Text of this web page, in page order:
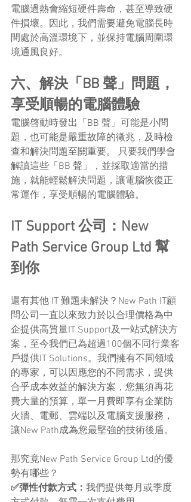
電腦過熱會縮短硬件壽命，甚至導致硬
件損壞。因此，我們需要避免電腦長時
間處於高溫環境下，並保持電腦周圍環
境通風良好。
六、解決「BB 聲」問題，
享受順暢的電腦體驗
電腦啓動時發出「BB 聲」可能是小問
題，也可能是嚴重故障的徵兆，及時檢
查和解決問題至關重要。 只要我們學會
解讀這些「BB 聲」，並採取適當的措
施，就能輕鬆解決問題，讓電腦恢復正
常運作，享受順暢的電腦體驗。
IT Support 公司：New
Path Service Group Ltd 幫
到你
還有其他 IT 難題未解決？New Path IT顧
問公司一直以來致力於以合理價格為中
企提供高質量IT Support及一站式解決方
案，至今我們已為超過100個不同行業客
戶提供IT Solutions。我們擁有不同領域
的專家，可以因應您的不同需求，提供
合乎成本效益的解決方案，您無須再花
費大量的預算，單一月費即享有企業防
火牆、電郵、雲端以及電腦支援服務，
讓New Path成為您最堅強的技術後盾。
那究竟New Path Service Group Ltd的優
勢有哪些？
✅彈性付款方式： 我們提供每月或季度